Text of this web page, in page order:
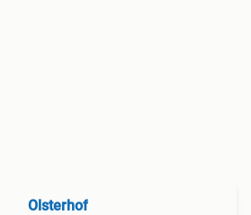
Olsterhof